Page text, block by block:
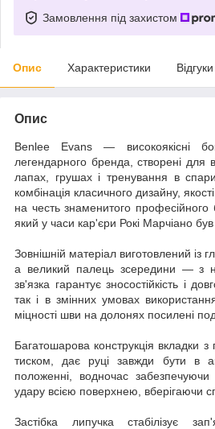
Замовлення під захистом
Опис Характеристики
Опис
Benlee Evans — високоякісні
легендарного бренда, створені для
лапах, грушах і тренування в
комбінація класичного дизайну,
на честь знаменитого
який у часи кар'єри Рокі Марчіано був
Зовнішній матеріал виготовлений із
а великий палець зсередини — з
зв'язка гарантує зносостійкість і
так і в змінних умовах
міцності шви на долонях посилені
Багатошарова конструкція вкладки з
тиском, дає руці завжди бути в
положенні, водночас
удару всією поверхнею, вберігаючи
Застібка липучка стабілізує